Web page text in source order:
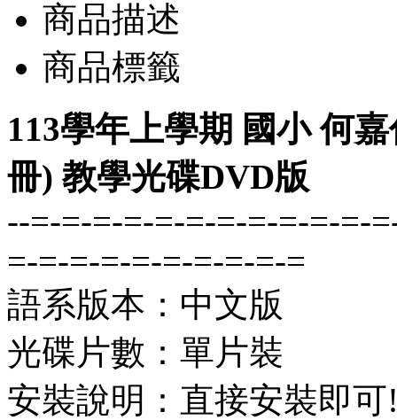
商品描述
商品標籤
113學年上學期 國小 何
冊) 教學光碟DVD版
--=-=-=-=-=-=-=-=-=-=-=-
=-=-=-=-=-=-=-=-=-=
語系版本：中文版
光碟片數：單片裝
安裝說明：直接安裝即可